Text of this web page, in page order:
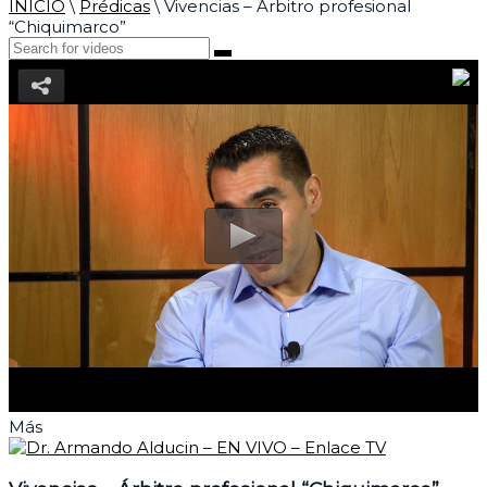
INICIO \ Prédicas \ Vivencias – Árbitro profesional
“Chiquimarco”
Más